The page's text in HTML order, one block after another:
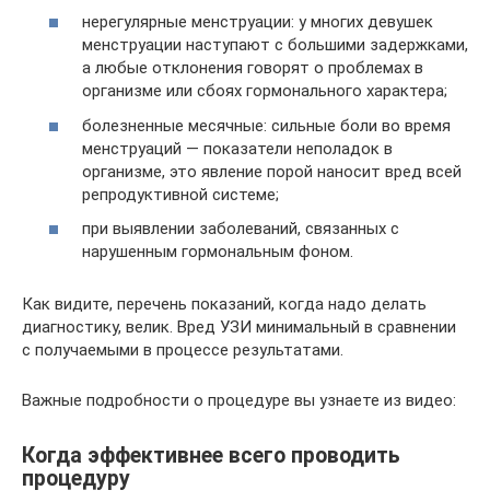
нерегулярные менструации: у многих девушек
менструации наступают с большими задержками,
а любые отклонения говорят о проблемах в
организме или сбоях гормонального характера;
болезненные месячные: сильные боли во время
менструаций — показатели неполадок в
организме, это явление порой наносит вред всей
репродуктивной системе;
при выявлении заболеваний, связанных с
нарушенным гормональным фоном.
Как видите, перечень показаний, когда надо делать
диагностику, велик. Вред УЗИ минимальный в сравнении
с получаемыми в процессе результатами.
Важные подробности о процедуре вы узнаете из видео:
Когда эффективнее всего проводить
процедуру